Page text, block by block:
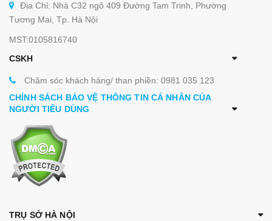
Địa Chỉ: Nhà C32 ngõ 409 Đường Tam Trinh, Phường
Tương Mai, Tp. Hà Nội
MST:0105816740
CSKH
Chăm sóc khách hàng/ than phiền: 0981 035 123
CHÍNH SÁCH BẢO VỆ THÔNG TIN CÁ NHÂN CỦA
NGƯỜI TIÊU DÙNG
TRỤ SỞ HÀ NỘI